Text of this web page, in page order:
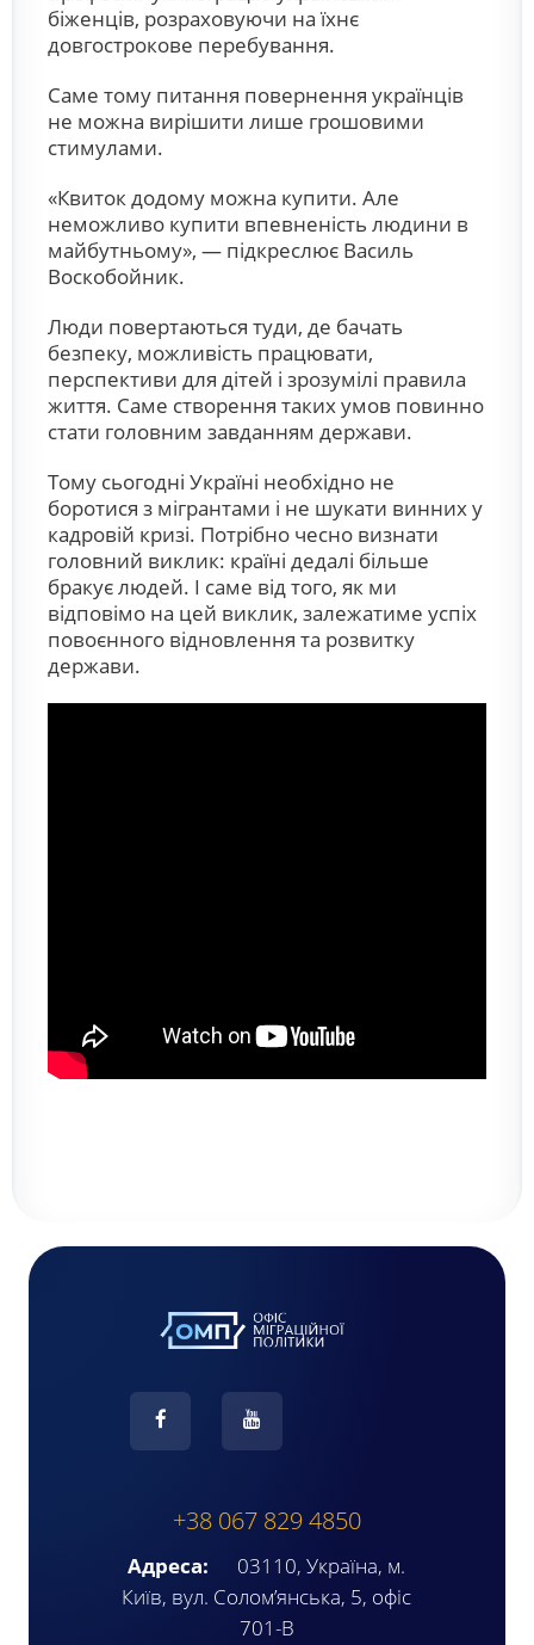
біженців, розраховуючи на їхнє
довгострокове перебування.
Саме тому питання повернення українців
не можна вирішити лише грошовими
стимулами.
«Квиток додому можна купити. Але
неможливо купити впевненість людини в
майбутньому», — підкреслює Василь
Воскобойник.
Люди повертаються туди, де бачать
безпеку, можливість працювати,
перспективи для дітей і зрозумілі правила
життя. Саме створення таких умов повинно
стати головним завданням держави.
Тому сьогодні Україні необхідно не
боротися з мігрантами і не шукати винних у
кадровій кризі. Потрібно чесно визнати
головний виклик: країні дедалі більше
бракує людей. І саме від того, як ми
відповімо на цей виклик, залежатиме успіх
повоєнного відновлення та розвитку
держави.
+38 067 829 4850
Адреса:
03110, Україна, м.
Київ, вул. Солом’янська, 5, офіс
701-В